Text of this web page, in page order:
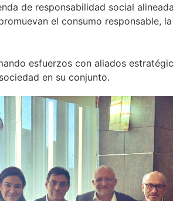
de responsabilidad social
el consumo responsable,
esfuerzos con aliados
en su conjunto.